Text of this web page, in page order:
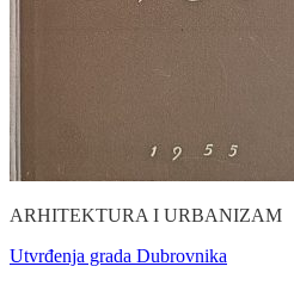
ARHITEKTURA I URBANIZAM
Utvrđenja grada Dubrovnika